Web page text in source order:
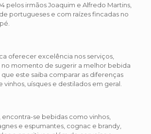
pelos irmãos Joaquim e Alfredo Martins,
portugueses e com raízes fincadas no
oferecer excelência nos serviços,
momento de sugerir a melhor bebida
este saiba comparar as diferenças
vinhos, uísques e destilados em geral.
encontra-se bebidas como vinhos,
e espumantes, cognac e brandy,